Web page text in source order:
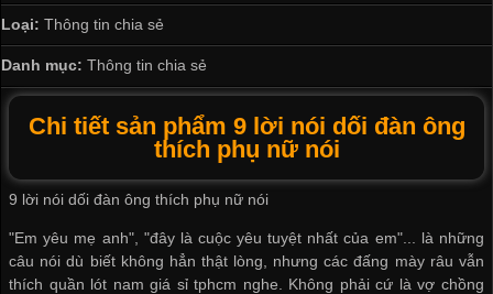
Loại: Thông tin chia sẻ
Danh mục: Thông tin chia sẻ
Chi tiết sản phẩm 9 lời nói dối đàn ông
thích phụ nữ nói
9 lời nói dối đàn ông thích phụ nữ nói
"Em yêu mẹ anh", "đây là cuộc yêu tuyệt nhất của em"... là những
câu nói dù biết không hẳn thật lòng, nhưng các đấng mày râu vẫn
thích quần lót nam giá sỉ tphcm nghe. Không phải cứ là vợ chồng